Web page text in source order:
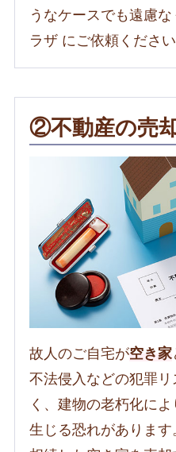
うなケースでも遠慮
ラザ にご依頼ください
②不動産の売
故人のご自宅が空き家
不法侵入などの犯罪
く、建物の老朽化に
生じる恐れがあります